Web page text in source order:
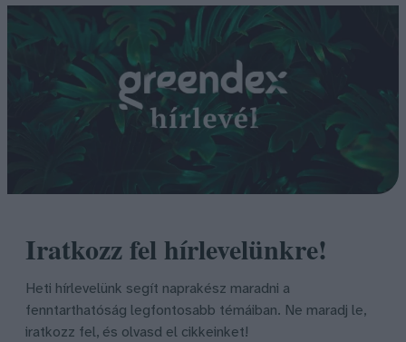
Iratkozz fel hírlevelünkre!
Heti hírlevelünk segít naprakész maradni a
fenntarthatóság legfontosabb témáiban. Ne maradj le,
iratkozz fel, és olvasd el cikkeinket!